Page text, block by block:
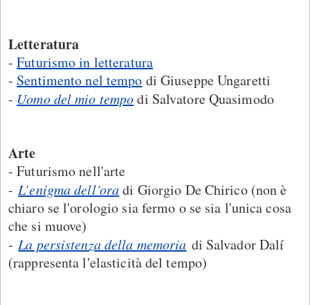
Letteratura
-Futurismo in letteratura
- Sentimento nel tempo di Giuseppe Ungaretti
- Uomo del mio tempodi Salvatore Quasimodo
Arte
- Futurismo nell'arte
-L’enigma dell’oradi Giorgio De Chirico (non è
chiaro se l'orologio sia fermo o se sia l'unica cosa
che si muove)
-La persistenza della memoria di Salvador Dalí
(rappresenta l'elasticità del tempo)